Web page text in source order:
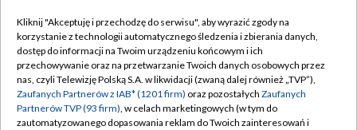
TVP
Abonament TVP
Emisja w TVP
Centrum informacji TVP
Regulamin TVP
Polityka prywatności
Moje zgody
Kliknij "Akceptuję i przechodzę do serwisu", aby wyrazić zgody na
korzystanie z technologii automatycznego śledzenia i zbierania danych,
dostęp do informacji na Twoim urządzeniu końcowym i ich
przechowywanie oraz na przetwarzanie Twoich danych osobowych przez
nas, czyli Telewizję Polską S.A. w likwidacji (zwaną dalej również „TVP”),
Zaufanych Partnerów z IAB* (1201 firm) oraz pozostałych Zaufanych
Partnerów TVP (93 firm), w celach marketingowych (w tym do
zautomatyzowanego dopasowania reklam do Twoich zainteresowań i